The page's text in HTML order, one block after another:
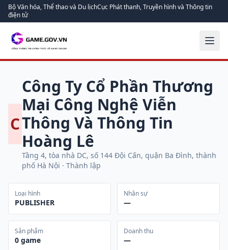
Bộ Văn hóa, Thể thao và Du lịchCục Phát thanh, Truyền hình và Thông tin
điện tử
C
Công Ty Cổ Phần Thương
Mại Công Nghệ Viễn
Thông Và Thông Tin
Hoàng Lê
Tầng 4, tòa nhà DC, số 144 Đội Cấn, quận Ba Đình, thành
phố Hà Nội · Thành lập
Loại hình
PUBLISHER
Nhân sự
—
Sản phẩm
0 game
Doanh thu
—